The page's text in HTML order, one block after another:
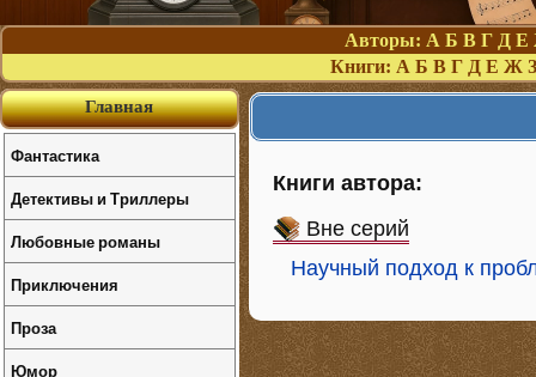
Авторы: А Б В Г Д Е
Книги: А Б В Г Д Е Ж З
Книги автора:
Вне серий
Научный подход к
Главная
Фантастика
Детективы и Триллеры
Любовные романы
Приключения
Проза
Юмор